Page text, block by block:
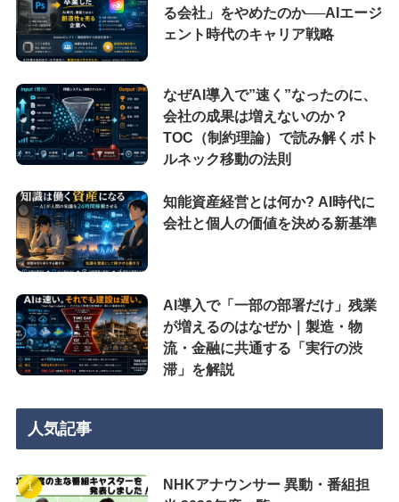
る会社」をやめたのか──AIエージ
ェント時代のキャリア戦略
なぜAI導入で”速く”なったのに、
会社の成果は増えないのか？
TOC（制約理論）で読み解くボト
ルネック移動の法則
知能資産経営とは何か? AI時代に
会社と個人の価値を決める新基準
AI導入で「一部の部署だけ」残業
が増えるのはなぜか｜製造・物
流・金融に共通する「実行の渋
滞」を解説
人気記事
NHKアナウンサー 異動・番組担